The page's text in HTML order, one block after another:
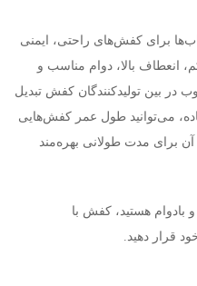
برای کفش‌های راحتی، ایمنی
انعطاف بالا، دوام مناسب و
در بین تولیدکنندگان کفش تبدیل
می‌توانید طول عمر کفش‌هایی
آن برای مدت طولانی بهره‌مند
بادوام هستید، کفش با
قرار دهید.